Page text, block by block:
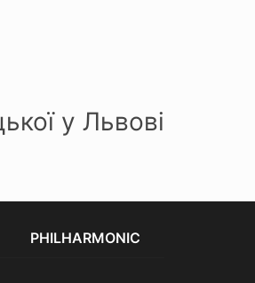
у Львові
PHILHARMONIC